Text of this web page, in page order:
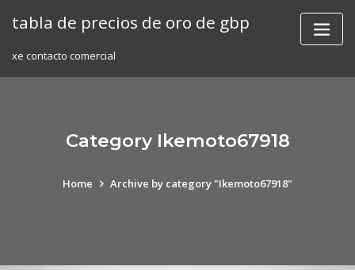
tabla de precios de oro de gbp
xe contacto comercial
Category Ikemoto67918
Home Archive by category "Ikemoto67918"